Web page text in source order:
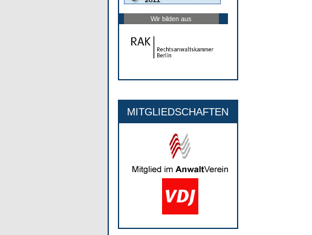
Wir bilden aus
MITGLIEDSCHAFTEN